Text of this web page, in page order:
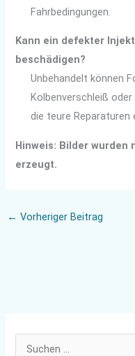
Fahrbedingungen.
Kann ein defekter
beschädigen?
Unbehandelt können
Kolbenverschleiß
die teure Reparaturen
Hinweis: Bilder
erzeugt.
← Vorheriger Beitrag